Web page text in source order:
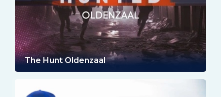
The Hunt Oldenzaal